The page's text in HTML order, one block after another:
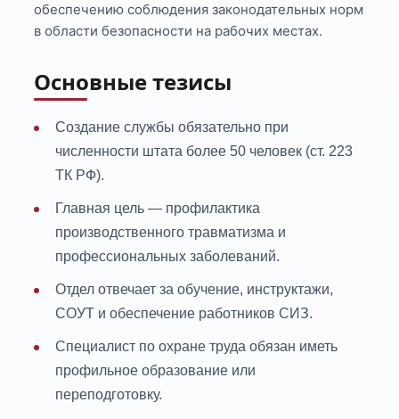
обеспечению соблюдения законодательных норм
в области безопасности на рабочих местах.
Основные тезисы
Создание службы обязательно при
численности штата более 50 человек (ст. 223
ТК РФ).
Главная цель — профилактика
производственного травматизма и
профессиональных заболеваний.
Отдел отвечает за обучение, инструктажи,
СОУТ и обеспечение работников СИЗ.
Специалист по охране труда обязан иметь
профильное образование или
переподготовку.